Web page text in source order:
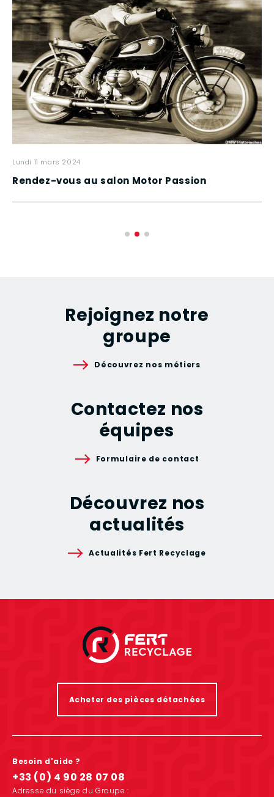
lundi 11 mars 2024
Rendez-vous au salon Motor Passion
Rejoignez notre
groupe
Découvrez nos métiers
Contactez nos
équipes
Formulaire de contact
Découvrez nos
actualités
Actualités Fert Recyclage
Acheter des pièces détachées
Besoin d'aide ?
+33 (0) 4 90 28 07 08
Adresse du siège du Groupe :